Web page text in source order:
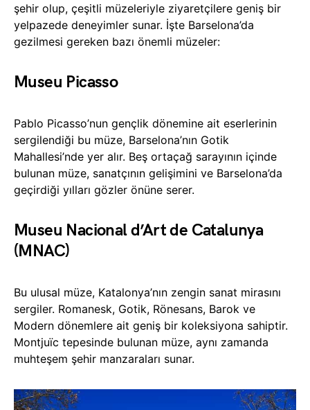
şehir olup, çeşitli müzeleriyle ziyaretçilere geniş bir
yelpazede deneyimler sunar. İşte Barselona’da
gezilmesi gereken bazı önemli müzeler:
Museu Picasso
Pablo Picasso’nun gençlik dönemine ait eserlerinin
sergilendiği bu müze, Barselona’nın Gotik
Mahallesi’nde yer alır. Beş ortaçağ sarayının içinde
bulunan müze, sanatçının gelişimini ve Barselona’da
geçirdiği yılları gözler önüne serer.
Museu Nacional d’Art de Catalunya
(MNAC)
Bu ulusal müze, Katalonya’nın zengin sanat mirasını
sergiler. Romanesk, Gotik, Rönesans, Barok ve
Modern dönemlere ait geniş bir koleksiyona sahiptir.
Montjuïc tepesinde bulunan müze, aynı zamanda
muhteşem şehir manzaraları sunar.